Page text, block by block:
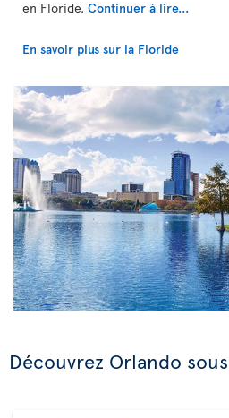
en Floride. Continuer à lire...
En savoir plus sur la Floride
Découvrez Orlando